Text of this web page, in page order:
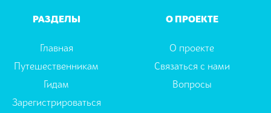
РАЗДЕЛЫ
Главная
Путешественникам
Гидам
Зарегистрироваться
О ПРОЕКТЕ
О проекте
Связаться с нами
Вопросы